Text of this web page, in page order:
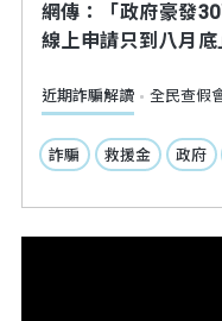
網傳：「政府豪發
線上申請只到八月
近期詐騙解讀 全民查假
詐騙 救援金 政府